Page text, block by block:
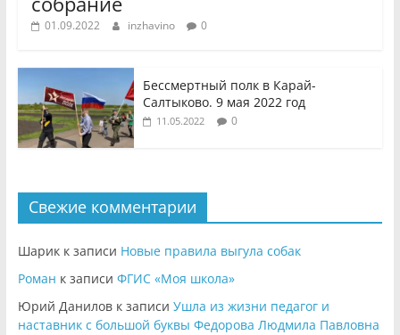
01.09.2022 inzhavino 0
Бессмертный полк в Карай-
Салтыково. 9 мая 2022 год
11.05.2022 0
Свежие комментарии
Шарикк записи Новые правила выгула собак
Роман к записи ФГИС «Моя школа»
Юрий Даниловк записи Ушла из жизни педагог и
наставник с большой буквы Федорова Людмила Павловна